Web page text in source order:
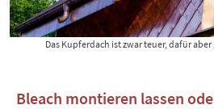
Das Kupferdach ist zwar teuer, dafür
Bleach montieren lassen